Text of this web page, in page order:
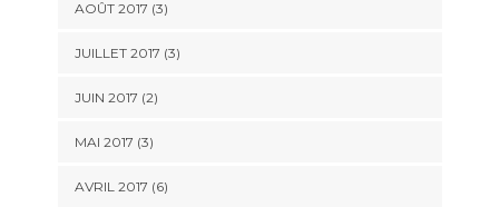
AOÛT 2017 (3)
JUILLET 2017 (3)
JUIN 2017 (2)
MAI 2017 (3)
AVRIL 2017 (6)